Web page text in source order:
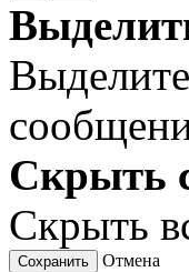
Скрыть
Скрыть
Сохранить Отмена